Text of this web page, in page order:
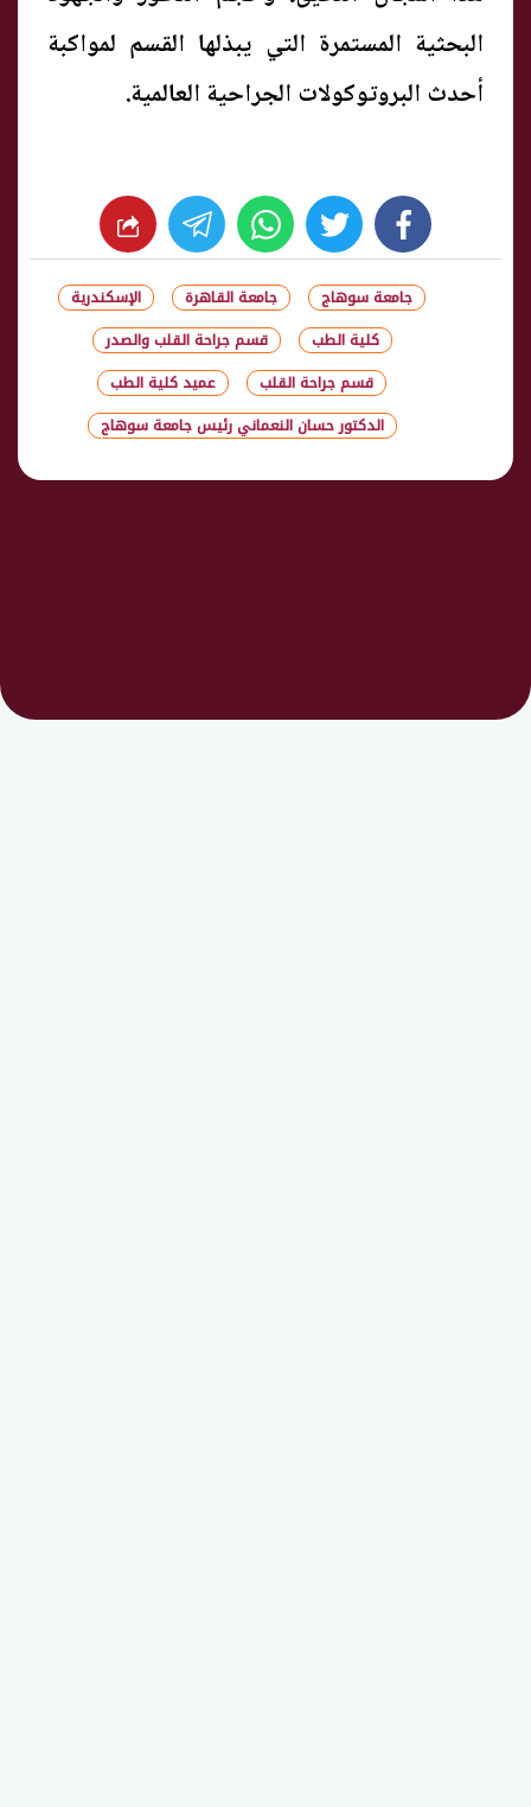
البحثية المستمرة التي يبذلها القسم لمواكبة
أحدث البروتوكولات الجراحية العالمية.
facebook
twitter
whats
شارك
جامعة سوهاج جامعة القاهرة
الإسكندرية
كلية الطب
قسم جراحة القلب والصدر
قسم جراحة القلب
عميد كلية الطب
الدكتور حسان النعماني رئيس جامعة سوهاج